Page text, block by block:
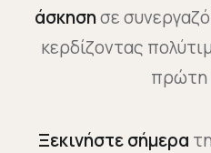
άσκησησε
κερδίζοντας
πρώτη
Ξεκινήστε σήμερα